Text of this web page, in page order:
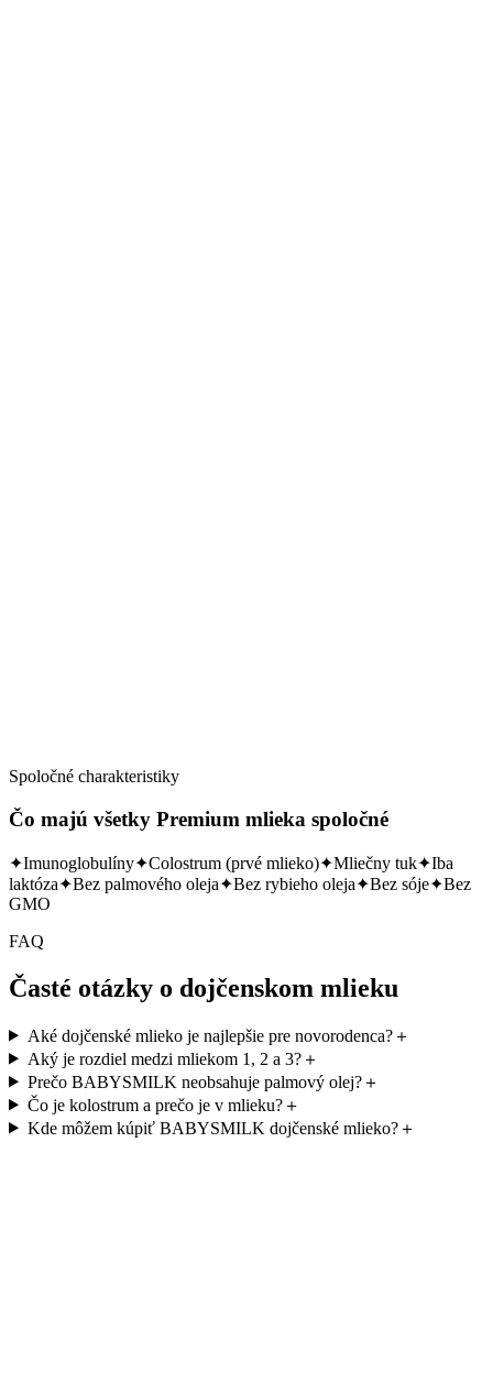
Detail →
Spoločné charakteristiky
Čo majú všetky Premium mlieka spoločné
✦Imunoglobulíny✦Colostrum (prvé mlieko)✦Mliečny tuk✦Iba
laktóza✦Bez palmového oleja✦Bez rybieho oleja✦Bez sóje✦Bez
GMO
FAQ
Časté otázky o dojčenskom mlieku
Aké dojčenské mlieko je najlepšie pre novorodenca?＋
Aký je rozdiel medzi mliekom 1, 2 a 3?＋
Prečo BABYSMILK neobsahuje palmový olej?＋
Čo je kolostrum a prečo je v mlieku?＋
Kde môžem kúpiť BABYSMILK dojčenské mlieko?＋